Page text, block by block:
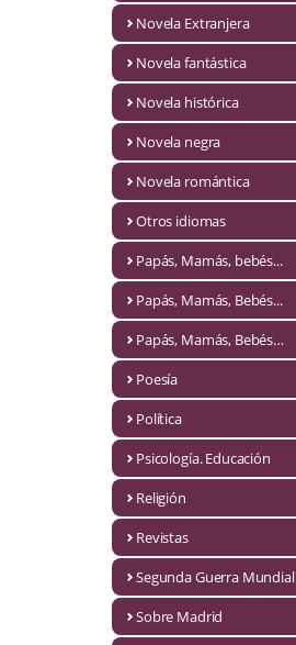
Mafia y espionaje
Novela Extranjera
Novela fantástica
Novela romántica
Otros idiomas
Papás, Mamás, bebés...
Papás, Mamás, Bebés...
Novela Extranjera
Novela fantástica
Novela histórica
Novela negra
Novela romántica
Otros idiomas
Papás, Mamás, bebés...
Papás, Mamás, Bebés...
Papás, Mamás, Bebés…
Poesía
Política
Psicología. Educación
Religión
Revistas
Segunda Guerra Mundial
Sobre Madrid